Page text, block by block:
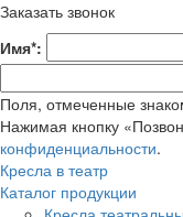
Заказать звонок
Имя*:
Поля, отмеченные
Нажимая кнопку
конфиденциальности.
Кресла в театр
Каталог продукции